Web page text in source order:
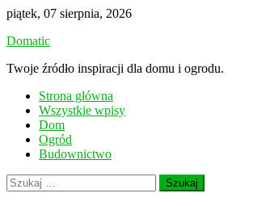
Skip
content
piątek, 07 sierpnia, 2026
Domatic
Twoje źródło inspiracji dla domu i ogrodu.
Strona główna
Wszystkie wpisy
Dom
Ogród
Budownictwo
Szukaj: